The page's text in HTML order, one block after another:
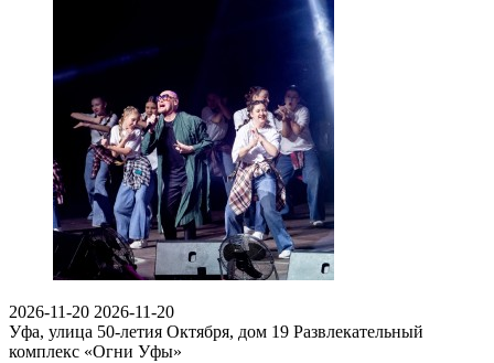
2026-11-20 2026-11-20
Уфа, улица 50-летия Октября, дом 19 Развлекательный
комплекс «Огни Уфы»